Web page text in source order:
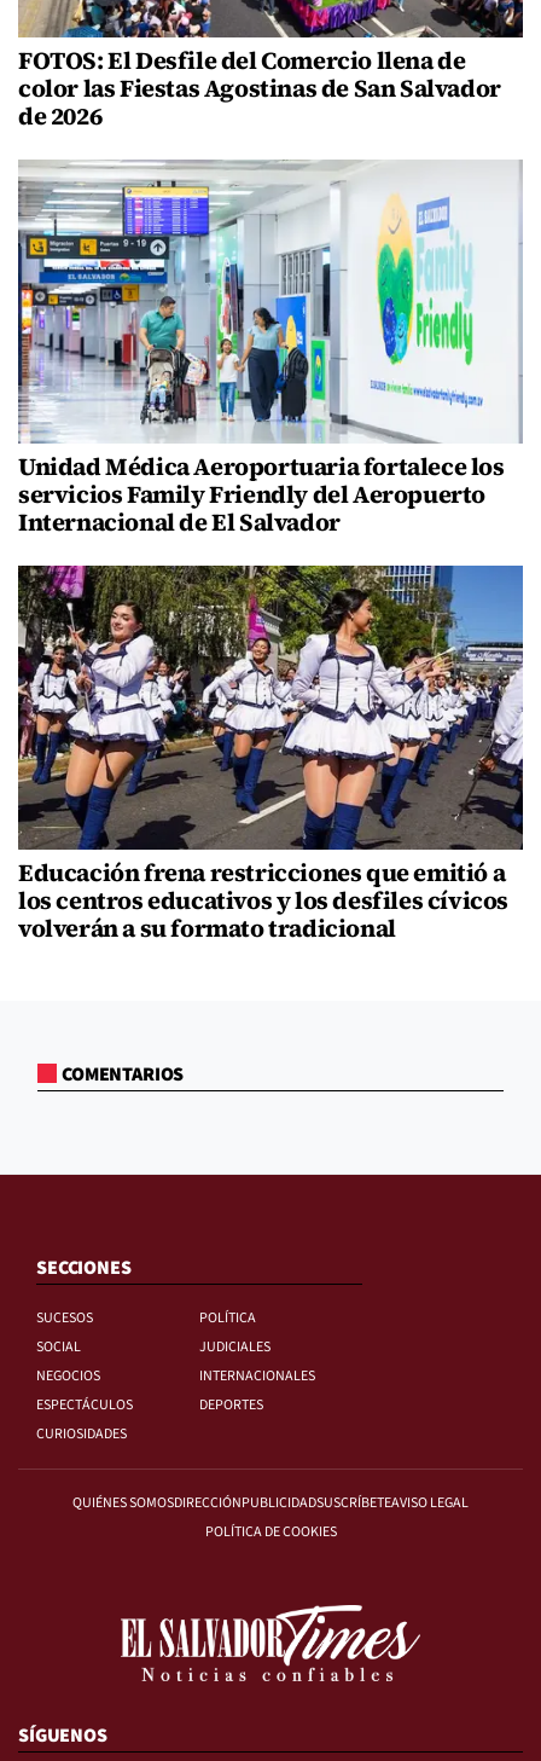
FOTOS: El Desfile del Comercio llena de
color las Fiestas Agostinas de San Salvador
de 2026
Unidad Médica Aeroportuaria fortalece los
servicios Family Friendly del Aeropuerto
Internacional de El Salvador
Educación frena restricciones que emitió a
los centros educativos y los desfiles cívicos
volverán a su formato tradicional
COMENTARIOS
SECCIONES
SUCESOS
POLÍTICA
SOCIAL
JUDICIALES
NEGOCIOS
INTERNACIONALES
ESPECTÁCULOS
DEPORTES
CURIOSIDADES
QUIÉNES SOMOSDIRECCIÓNPUBLICIDADSUSCRÍBETEAVISO LEGAL
POLÍTICA DE COOKIES
SÍGUENOS